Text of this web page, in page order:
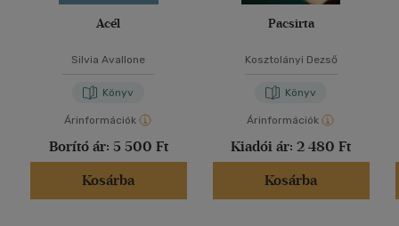
Acél
Silvia Avallone
Könyv
Árinformációk
Borító ár: 5 500 Ft
Kosárba
Pacsirta
Kosztolányi Dezső
Könyv
Árinformációk
Kiadói ár: 2 480 Ft
Kosárba